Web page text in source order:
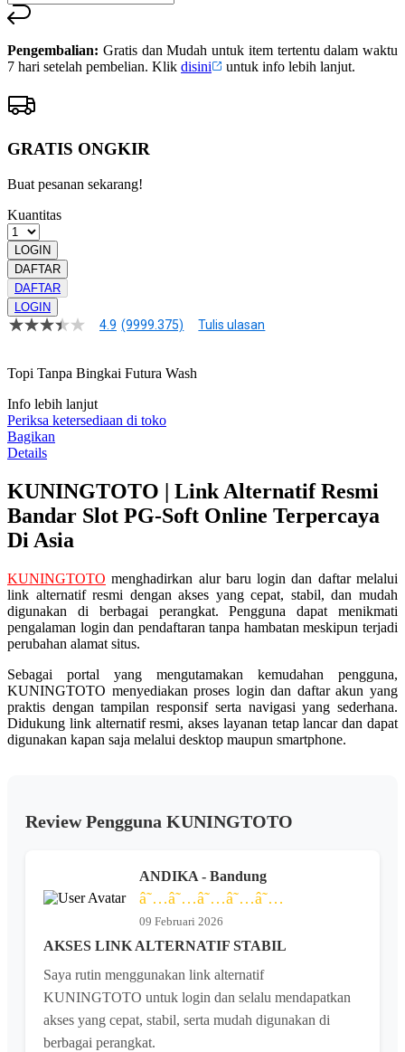
Pengembalian: Gratis dan Mudah untuk item tertentu dalam waktu
7 hari setelah pembelian. Klik disini untuk info lebih lanjut.
GRATIS ONGKIR
Buat pesanan sekarang!
Kuantitas
LOGIN
DAFTAR
DAFTAR
LOGIN
4.9
bintang,
rating
rata-
rata.
Read
13
Tautan
halaman
yang
sama.
4.9 (9999.375) Tulis ulasan
Topi Tanpa Bingkai Futura Wash
Info lebih lanjut
Periksa ketersediaan di toko
Bagikan
Details
KUNINGTOTO | Link Alternatif Resmi
Bandar Slot PG-Soft Online Terpercaya
Di Asia
KUNINGTOTO menghadirkan alur baru login dan daftar melalui
link alternatif resmi dengan akses yang cepat, stabil, dan mudah
digunakan di berbagai perangkat. Pengguna dapat menikmati
pengalaman login dan pendaftaran tanpa hambatan meskipun terjadi
perubahan alamat situs.
Sebagai portal yang mengutamakan kemudahan pengguna,
KUNINGTOTO menyediakan proses login dan daftar akun yang
praktis dengan tampilan responsif serta navigasi yang sederhana.
Didukung link alternatif resmi, akses layanan tetap lancar dan dapat
digunakan kapan saja melalui desktop maupun smartphone.
Review Pengguna KUNINGTOTO
ANDIKA - Bandung
â˜…â˜…â˜…â˜…â˜…
09 Februari 2026
AKSES LINK ALTERNATIF STABIL
Saya rutin menggunakan link alternatif
KUNINGTOTO untuk login dan selalu mendapatkan
akses yang cepat, stabil, serta mudah digunakan di
berbagai perangkat.